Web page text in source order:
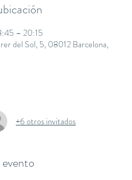
– 20:15
del Sol, 5, 08012 Barcelona,
+6 otros invitados